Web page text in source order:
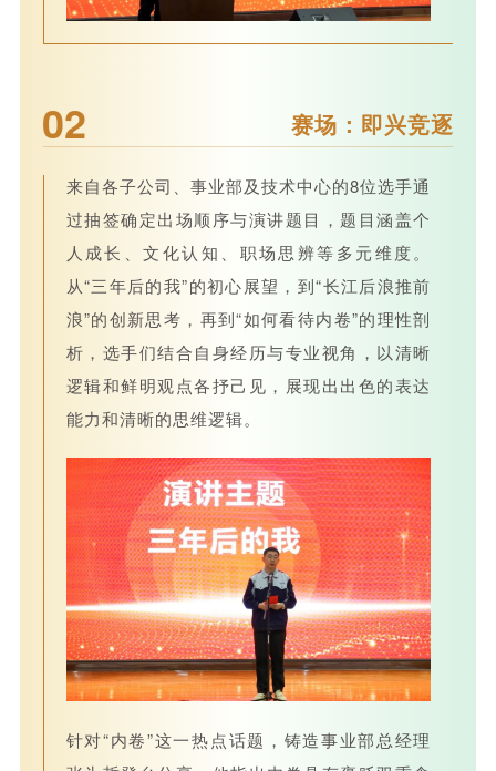
02 赛场：即兴竞逐
来自各子公司、事业部及技术中心的8位选手通
过抽签确定出场顺序与演讲题目，题目涵盖个
人成长、文化认知、职场思辨等多元维度。
从“三年后的我”的初心展望，到“长江后浪推前
浪”的创新思考，再到“如何看待内卷”的理性剖
析，选手们结合自身经历与专业视角，以清晰
逻辑和鲜明观点各抒己见，展现出出色的表达
能力和清晰的思维逻辑。
针对“内卷”这一热点话题，铸造事业部总经理